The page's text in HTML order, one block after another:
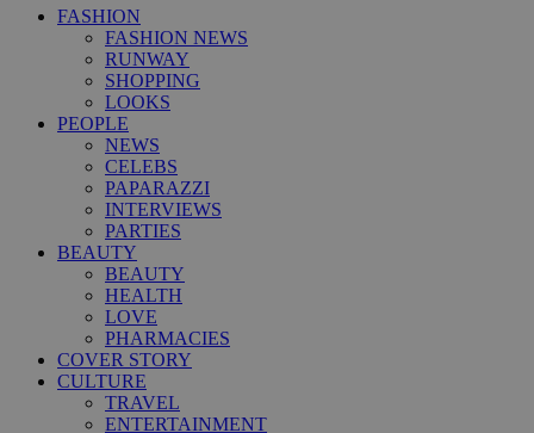
FASHION
FASHION NEWS
RUNWAY
SHOPPING
LOOKS
PEOPLE
NEWS
CELEBS
PAPARAZZI
INTERVIEWS
PARTIES
BEAUTY
BEAUTY
HEALTH
LOVE
PHARMACIES
COVER STORY
CULTURE
TRAVEL
ENTERTAINMENT